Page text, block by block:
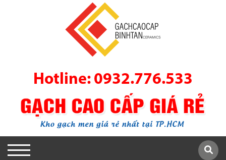
Hotline: 0932.776.533